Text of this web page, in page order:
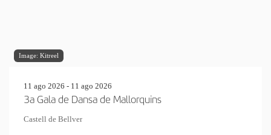
Image: Kitreel
11 ago 2026 - 11 ago 2026
3a Gala de Dansa de Mallorquins
Castell de Bellver